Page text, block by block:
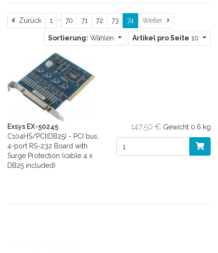
ZurückZurück
1 70 71 72 73 74 Weiter
Sortierung: Wählen Artikel pro Seite 10
Exsys EX-50245
C104HS/PCI(DB25) - PCI bus,
4-port RS-232 Board with
Surge Protection (cable 4 x
DB25 included)
147,50 € Gewicht 0.6 kg